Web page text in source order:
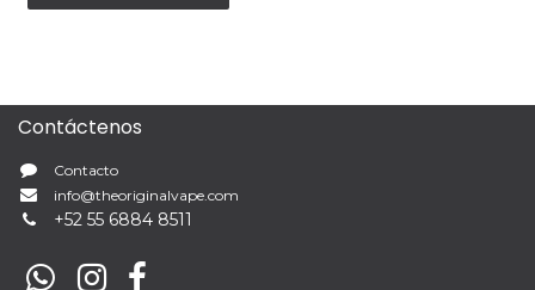
Contáctenos
Contacto
info@theoriginalvape.com
+52 55 6884 8511